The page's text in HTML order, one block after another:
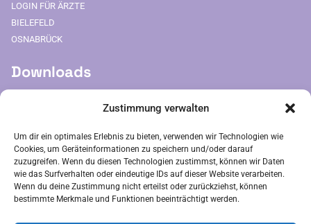
Zustimmung verwalten
Um dir ein optimales Erlebnis zu bieten, verwenden wir Technologien wie
Cookies, um Geräteinformationen zu speichern und/oder darauf
zuzugreifen. Wenn du diesen Technologien zustimmst, können wir Daten
wie das Surfverhalten oder eindeutige IDs auf dieser Website verarbeiten.
Wenn du deine Zustimmung nicht erteilst oder zurückziehst, können
bestimmte Merkmale und Funktionen beeinträchtigt werden.
LOGIN FÜR ÄRZTE
BIELEFELD
OSNABRÜCK
Downloads
Rechtliches
IMPRESSUM
AGB
ZAHLUNGSARTEN